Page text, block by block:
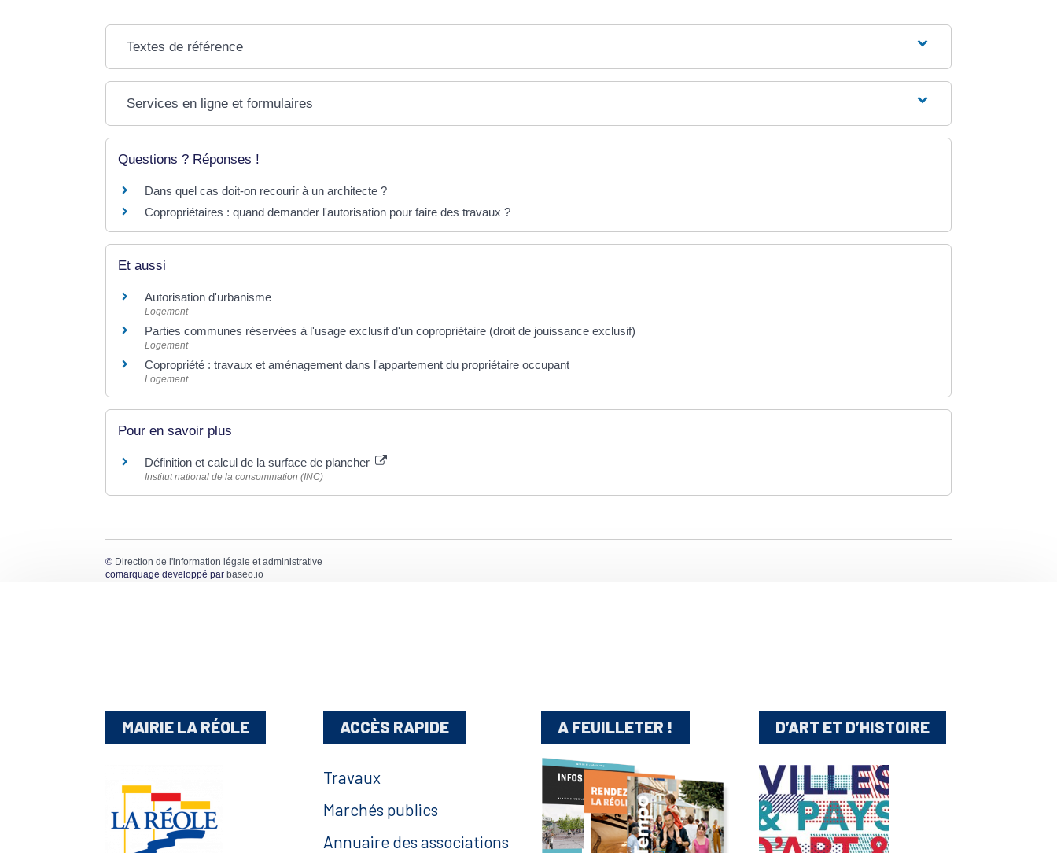
Textes de référence
Services en ligne et formulaires
Questions ? Réponses !
Dans quel cas doit-on recourir à un architecte ?
Copropriétaires : quand demander l'autorisation pour faire des travaux ?
Et aussi
Autorisation d'urbanisme
Logement
Parties communes réservées à l'usage exclusif d'un copropriétaire (droit de jouissance exclusif)
Logement
Copropriété : travaux et aménagement dans l'appartement du propriétaire occupant
Logement
Pour en savoir plus
Définition et calcul de la surface de plancher
Institut national de la consommation (INC)
© Direction de l'information légale et administrative
comarquage developpé parbaseo.io
MAIRIE LA RÉOLE ACCÈS RAPIDE
Travaux
Marchés publics
Annuaire des associations
A FEUILLETER ! D’ART ET D’HISTOIRE